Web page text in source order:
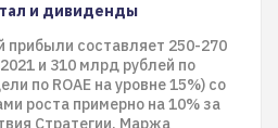
и дивиденды
прибыли составляет 250-270
и 310 млрд рублей по
по ROAE на уровне 15%) со
роста примерно на 10% за
Стратегии. Маржа